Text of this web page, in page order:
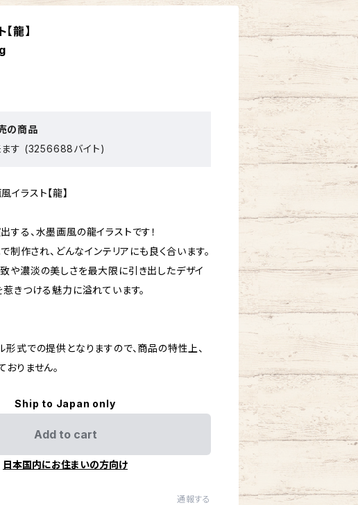
龍】
の商品
す (3256688バイト)
ラスト【龍】
する、水墨画風の龍イラストです！
制作され、どんなインテリアにも良く合います。
や濃淡の美しさを最大限に引き出したデザイ
きつける魅力に溢れています。
形式での提供となりますので、商品の特性上、
りません。
Ship to Japan only
Add to cart
日本国内にお住まいの方向け
通報する